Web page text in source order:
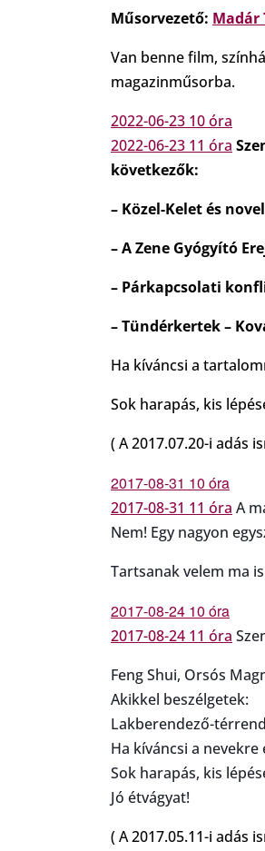
Műsorvezető: Madár
Van benne film,
magazinműsorba.
2022-06-23 10 óra
2022-06-23 11 óra
következők:
– Közel-Kelet és
– A Zene Gyógyító
– Párkapcsolati
– Tündérkertek –
Ha kíváncsi a
Sok harapás, kis
( A 2017.07.20-i adás
2017-08-31 10 óra
2017-08-31 11 óra A
Nem! Egy nagyon
Tartsanak velem ma
2017-08-24 10 óra
2017-08-24 11 óra
Feng Shui, Orsós
Akikkel beszélgetek:
Lakberendező-
Ha kíváncsi a
Sok harapás, kis
Jó étvágyat!
( A 2017.05.11-i adás